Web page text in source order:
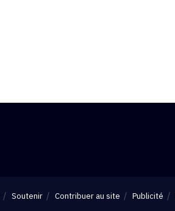
Soutenir Contribuer au site Publicité